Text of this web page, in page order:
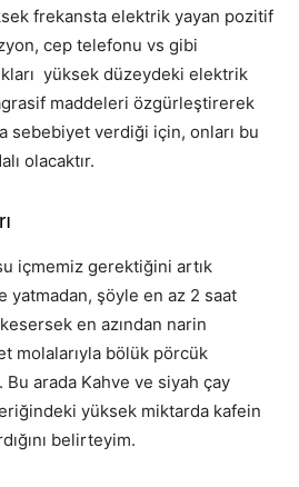
frekansta elektrik yayan pozitif
cep telefonu vs gibi
yüksek düzeydeki elektrik
maddeleri özgürleştirerek
sebebiyet verdiği için, onları bu
olacaktır.
içmemiz gerektiğini artık
yatmadan, şöyle en az 2 saat
en azından narin
molalarıyla bölük pörcük
arada Kahve ve siyah çay
yüksek miktarda kafein
belirteyim.